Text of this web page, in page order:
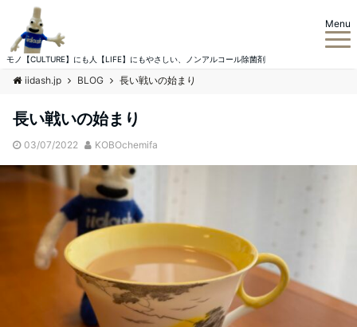
モノ【CULTURE】にも人【LIFE】にもやさしい、ノンアルコール除菌剤
Menu
iidash.jp BLOG 長い戦いの始まり
長い戦いの始まり
03/07/2022 KOBOchemifa